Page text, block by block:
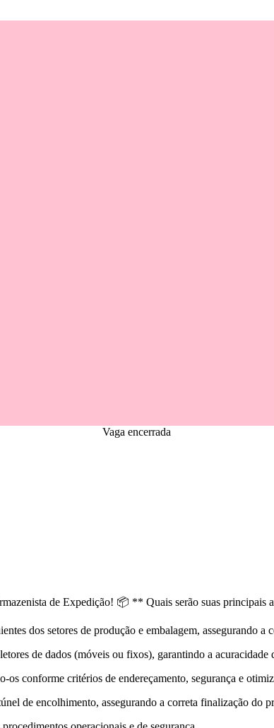
Vaga encerrada
de Expedição! 📦 ** Quais serão suas principais
dos setores de produção e embalagem, assegurando
de dados (móveis ou fixos), garantindo a
conforme critérios de endereçamento, segurança e
de encolhimento, assegurando a correta finalização do